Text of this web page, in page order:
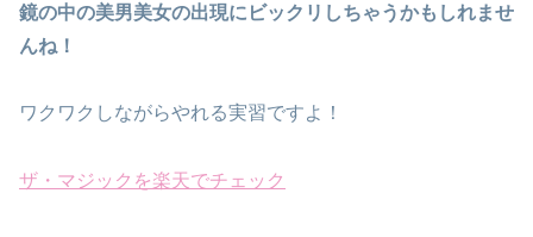
鏡の中の美男美女の出現にビックリしちゃうかもしれませ
んね！
ワクワクしながらやれる実習ですよ！
ザ・マジックを楽天でチェック